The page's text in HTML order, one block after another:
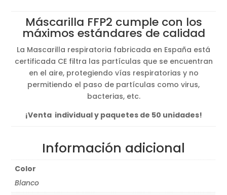
desde
0,47€
hasta
23,59€
Máscarilla FFP2 cumple con los
máximos estándares de calidad
La Mascarilla respiratoria fabricada en España está
certificada CE filtra las partículas que se encuentran
en el aire, protegiendo vías respiratorias y no
permitiendo el paso de partículas como virus,
bacterias, etc.
¡Venta individual y paquetes de 50 unidades!
Información adicional
Color
Blanco